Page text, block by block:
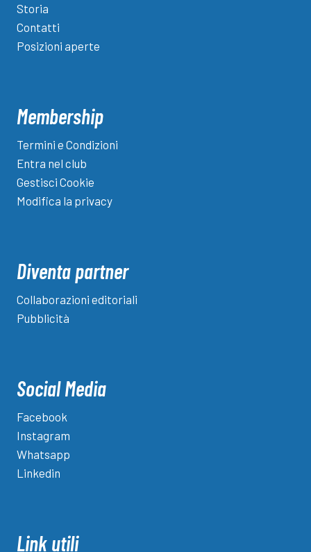
Storia
Contatti
Posizioni aperte
Membership
Termini e Condizioni
Entra nel club
Gestisci Cookie
Modifica la privacy
Diventa partner
Collaborazioni editoriali
Pubblicità
Social Media
Facebook
Instagram
Whatsapp
Linkedin
Link utili